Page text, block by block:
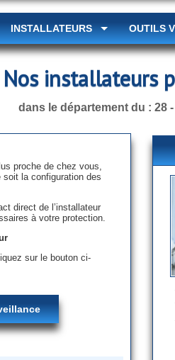
INSTALLATEURS OUTILS
Nos installateurs
dans le département du : 28
proche de chez vous,
la configuration des
direct de l’installateur
à votre protection.
sur le bouton ci-